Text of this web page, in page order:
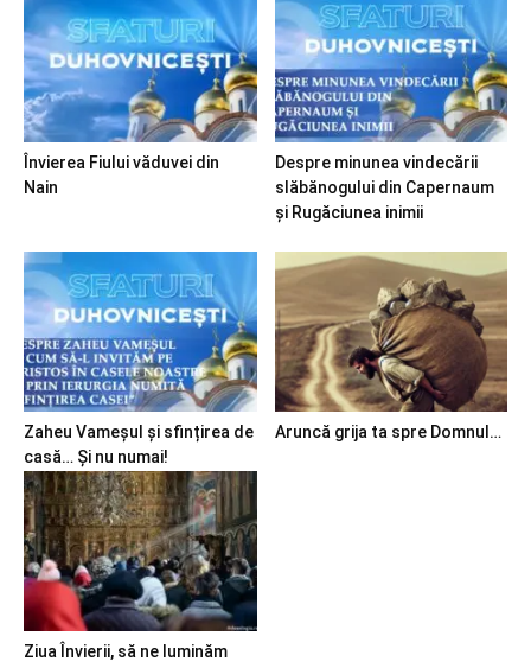
Învierea Fiului văduvei din
Nain
Despre minunea vindecării
slăbănogului din Capernaum
și Rugăciunea inimii
Zaheu Vameșul și sfințirea de
casă… Și nu numai!
Aruncă grija ta spre Domnul…
Ziua Învierii, să ne luminăm